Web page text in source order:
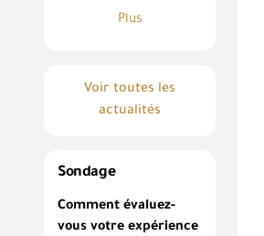
Plus
Voir toutes les
actualités
Sondage
Comment évaluez-
vous votre expérience